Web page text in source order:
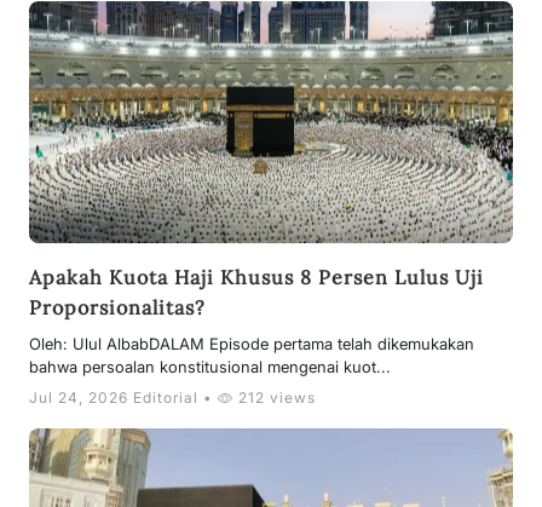
Apakah Kuota Haji Khusus 8 Persen Lulus Uji
Proporsionalitas?
Oleh: Ulul AlbabDALAM Episode pertama telah dikemukakan
bahwa persoalan konstitusional mengenai kuot...
Jul 24, 2026 Editorial • 212 views